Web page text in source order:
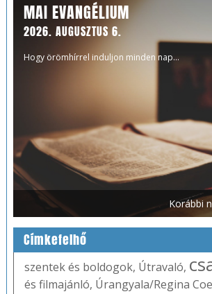
MAI EVANGÉLIUM
2026. AUGUSZTUS 6.
Hogy örömhírrel induljon minden nap...
Korábbi
Címkefelhő
szentek és boldogok, Útravaló,
és filmajánló, Úrangyala/Regina